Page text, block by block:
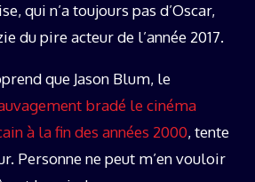
qui n’a toujours pas d’Oscar,
du pire acteur de l’année 2017.
que Jason Blum, le
bradé le cinéma
à la fin des années 2000, tente
Personne ne peut m’en vouloir